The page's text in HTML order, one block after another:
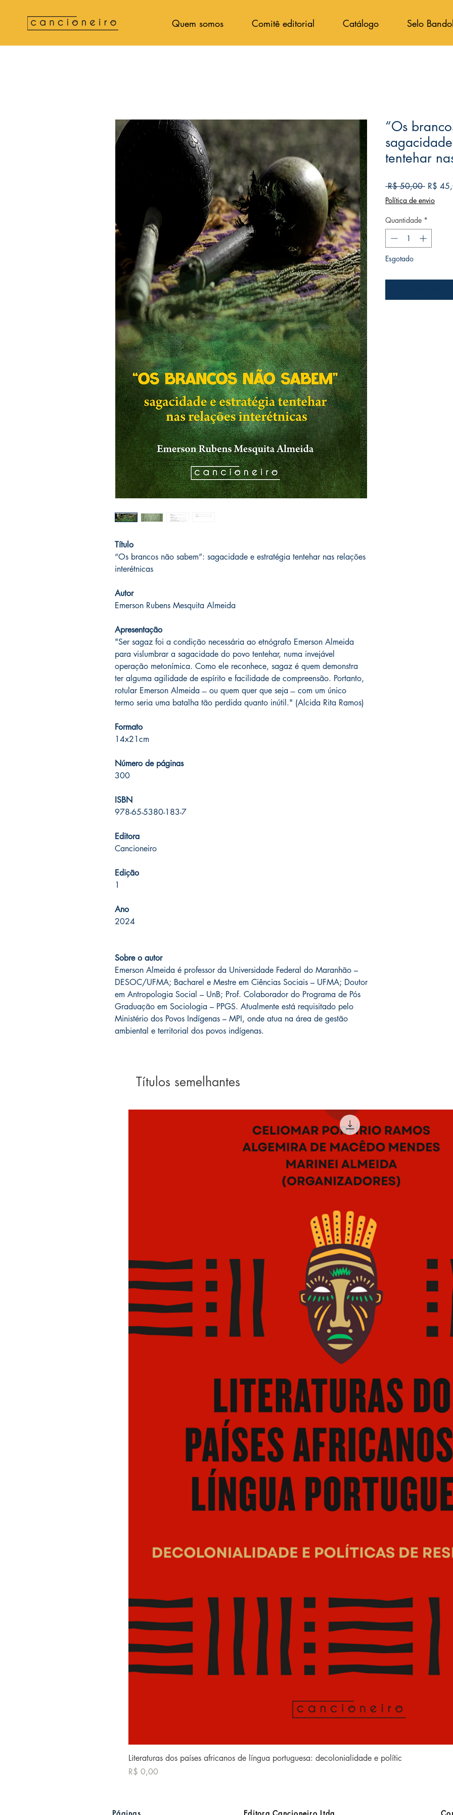
Quem somos Comitê editorial Catálogo Selo
Título
“Os brancos não sabem”: sagacidade e estratégia tentehar nas relações
interétnicas
Autor
Emerson Rubens Mesquita Almeida
Apresentação
"Ser sagaz foi a condição necessária ao etnógrafo Emerson Almeida
para vislumbrar a sagacidade do povo tentehar, numa invejável
operação metonímica. Como ele reconhece, sagaz é quem demonstra
ter alguma agilidade de espírito e facilidade de compreensão. Portanto,
rotular Emerson Almeida ̶ ou quem quer que seja ̶ com um único
termo seria uma batalha tão perdida quanto inútil." (Alcida Rita Ramos)
Formato
14x21cm
Número de páginas
300
ISBN
978-65-5380-183-7
Editora
Cancioneiro
Edição
1
Ano
2024
Sobre o autor
Emerson Almeida é professor da Universidade Federal do Maranhão –
DESOC/UFMA; Bacharel e Mestre em Ciências Sociais – UFMA; Doutor
em Antropologia Social – UnB; Prof. Colaborador do Programa de Pós
Graduação em Sociologia – PPGS. Atualmente está requisitado pelo
Ministério dos Povos Indígenas – MPI, onde atua na área de gestão
ambiental e territorial dos povos indígenas.
“Os
tentehar
R$ 50,00 Preço
normal
R$
Política de envio
Quantidade *
Esgotado
Títulos semelhantes
Visualização rápida
Literaturas dos países africanos de língua portuguesa: decolonialidade e polític
Preço
R$ 0,00